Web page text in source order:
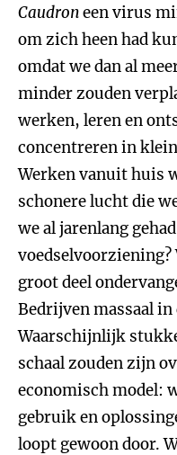
Caudroneen virus
om zich heen had
omdat we dan al
minder zouden
werken, leren en
concentreren in
Werken vanuit huis
schonere lucht die
we al jarenlang
groot deel
Bedrijven massaal in
Waarschijnlijk
schaal zouden zijn
economisch model:
gebruik en
loopt gewoon door.